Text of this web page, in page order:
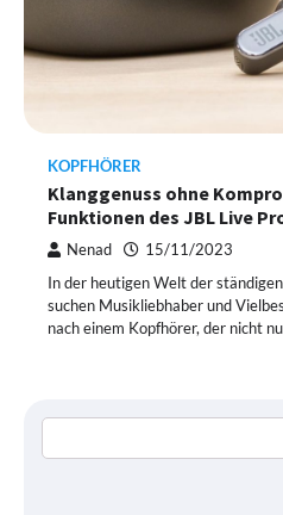
KOPFHÖRER
Klanggenuss ohne
Funktionen des JBL Live
Nenad 15/11/2023
In der heutigen Welt der
suchen Musikliebhaber und
nach einem Kopfhörer, der nicht